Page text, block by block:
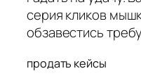
серия кликов
обзавестись
продать кейсы